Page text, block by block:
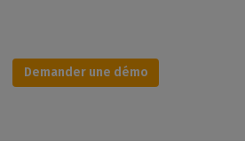
Demander une démo